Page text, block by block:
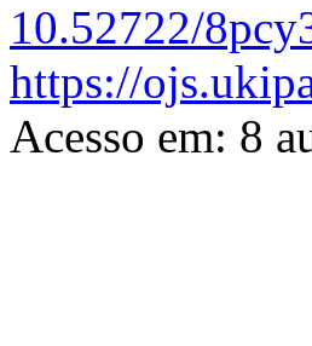
10.52722/
https://
Acesso em: 8